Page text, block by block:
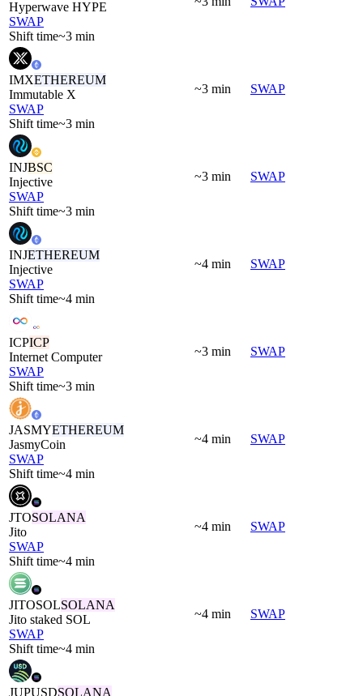
Hyperwave HYPE
SWAP
Shift time~3 min
IMXETHEREUM
Immutable X
SWAP
Shift time~3 min
~3 min SWAP
INJBSC
Injective
SWAP
Shift time~3 min
~3 min SWAP
INJETHEREUM
Injective
SWAP
Shift time~4 min
~4 min SWAP
ICPICP
Internet Computer
SWAP
Shift time~3 min
~3 min SWAP
JASMYETHEREUM
JasmyCoin
SWAP
Shift time~4 min
~4 min SWAP
JTOSOLANA
Jito
SWAP
Shift time~4 min
~4 min SWAP
JITOSOLSOLANA
Jito staked SOL
SWAP
Shift time~4 min
~4 min SWAP
JUPUSDSOLANA